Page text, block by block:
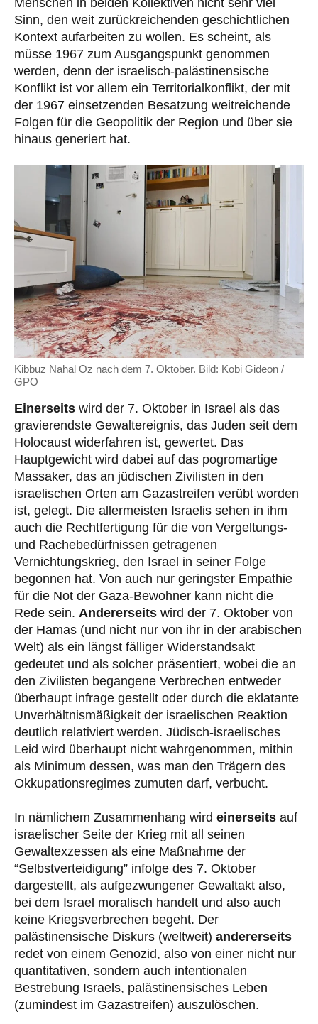
Sinn, den weit zurückreichenden geschichtlichen
Kontext aufarbeiten zu wollen. Es scheint, als
müsse 1967 zum Ausgangspunkt genommen
werden, denn der israelisch-palästinensische
Konflikt ist vor allem ein Territorialkonflikt, der mit
der 1967 einsetzenden Besatzung weitreichende
Folgen für die Geopolitik der Region und über sie
hinaus generiert hat.
Kibbuz Nahal Oz nach dem 7. Oktober. Bild: Kobi Gideon /
GPO
Einerseits wird der 7. Oktober in Israel als das
gravierendste Gewaltereignis, das Juden seit dem
Holocaust widerfahren ist, gewertet. Das
Hauptgewicht wird dabei auf das pogromartige
Massaker, das an jüdischen Zivilisten in den
israelischen Orten am Gazastreifen verübt worden
ist, gelegt. Die allermeisten Israelis sehen in ihm
auch die Rechtfertigung für die von Vergeltungs-
und Rachebedürfnissen getragenen
Vernichtungskrieg, den Israel in seiner Folge
begonnen hat. Von auch nur geringster Empathie
für die Not der Gaza-Bewohner kann nicht die
Rede sein. Andererseits wird der 7. Oktober von
der Hamas (und nicht nur von ihr in der arabischen
Welt) als ein längst fälliger Widerstandsakt
gedeutet und als solcher präsentiert, wobei die an
den Zivilisten begangene Verbrechen entweder
überhaupt infrage gestellt oder durch die eklatante
Unverhältnismäßigkeit der israelischen Reaktion
deutlich relativiert werden. Jüdisch-israelisches
Leid wird überhaupt nicht wahrgenommen, mithin
als Minimum dessen, was man den Trägern des
Okkupationsregimes zumuten darf, verbucht.
In nämlichem Zusammenhang wird einerseits auf
israelischer Seite der Krieg mit all seinen
Gewaltexzessen als eine Maßnahme der
“Selbstverteidigung” infolge des 7. Oktober
dargestellt, als aufgezwungener Gewaltakt also,
bei dem Israel moralisch handelt und also auch
keine Kriegsverbrechen begeht. Der
palästinensische Diskurs (weltweit) andererseits
redet von einem Genozid, also von einer nicht nur
quantitativen, sondern auch intentionalen
Bestrebung Israels, palästinensisches Leben
(zumindest im Gazastreifen) auszulöschen.